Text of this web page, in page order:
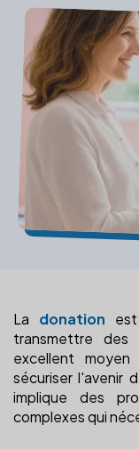
La donation
transmettre
excellent
sécuriser l'avenir
implique des
complexes qui